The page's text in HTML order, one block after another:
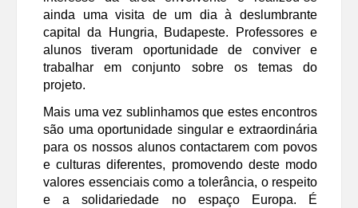
ainda uma visita de um dia à deslumbrante
capital da Hungria, Budapeste. Professores e
alunos tiveram oportunidade de conviver e
trabalhar em conjunto sobre os temas do
projeto.
Mais uma vez sublinhamos que estes encontros
são uma oportunidade singular e extraordinária
para os nossos alunos contactarem com povos
e culturas diferentes, promovendo deste modo
valores essenciais como a tolerância, o respeito
e a solidariedade no espaço Europa. É